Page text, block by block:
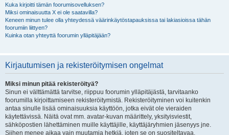
Kuka kirjoitti tämän foorumisovelluksen?
Miksi ominaisuutta X ei ole saatavilla?
Keneen minun tulee olla yhteydessä väärinkäytöstapauksissa tai lakiasioissa tähän
foorumiin liittyen?
Kuinka otan yhteyttä foorumin ylläpitäjään?
Kirjautumisen ja rekisteröitymisen ongelmat
Miksi minun pitää rekisteröityä?
Sinun ei välttämättä tarvitse, riippuu foorumin ylläpitäjästä, tarvitaanko
foorumilla kirjoittamiseen rekisteröitymistä. Rekisteröityminen voi kuitenkin
antaa sinulle lisää ominaisuuksia käyttöön, jotka eivät ole vieraiden
käytettävissä. Näitä ovat mm. avatar-kuvan määrittely, yksityisviestit,
sähköpostien lähettäminen muille käyttäjille, käyttäjäryhmien jäsenyys jne.
Siihen menee aikaa vain muutamia hetkiä, joten se on suositeltavaa.